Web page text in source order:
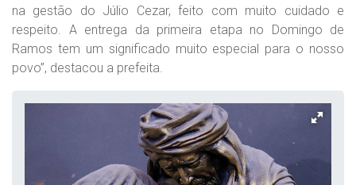
na gestão do Júlio Cezar, feito com muito cuidado e
respeito. A entrega da primeira etapa no Domingo de
Ramos tem um significado muito especial para o nosso
povo”, destacou a prefeita.